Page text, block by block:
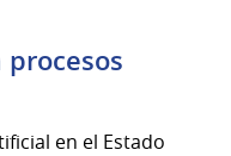
procesos
en el Estado